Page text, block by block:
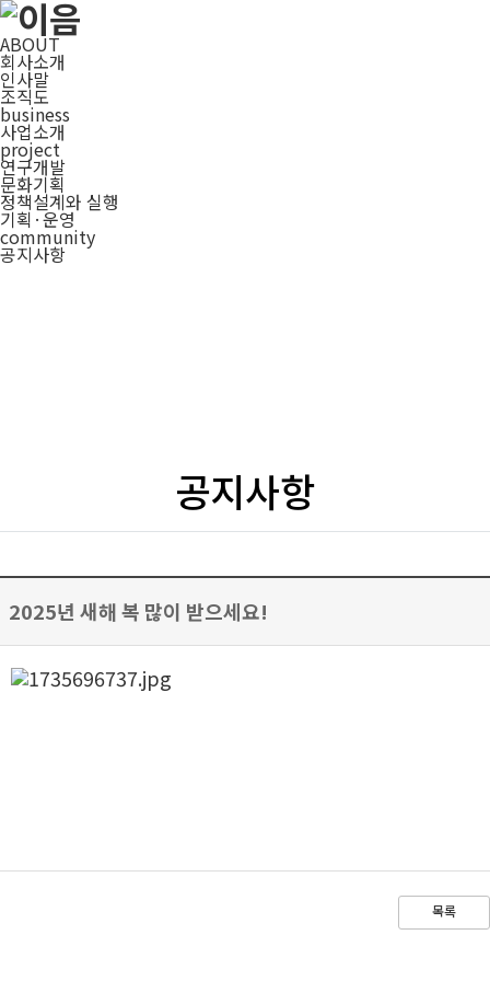
ABOUT
회사소개
인사말
조직도
business
사업소개
project
연구개발
문화기획
정책설계와 실행
기획·운영
community
공지사항
공지사항
2025년 새해 복 많이 받으세요!
목록